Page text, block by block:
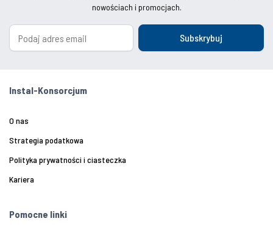
nowościach i promocjach.
Subskrybuj
Instal-Konsorcjum
O nas
Strategia podatkowa
Polityka prywatności i ciasteczka
Kariera
Pomocne linki